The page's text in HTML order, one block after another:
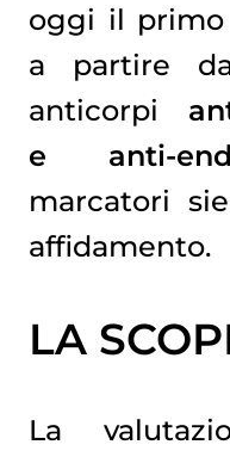
oggi il primo
a partire
anticorpi
e anti-
marcatori
affidamento.
LA
La